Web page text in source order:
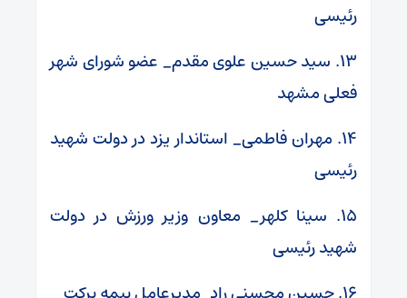
رئیسی
۱۳. سید حسین علوی مقدم_ عضو شورای شهر
فعلی مشهد
۱۴. مهران فاطمی_ استاندار یزد در دولت شهید
رئیسی
۱۵. سینا کلهر_ معاون وزیر ورزش در دولت
شهید رئیسی